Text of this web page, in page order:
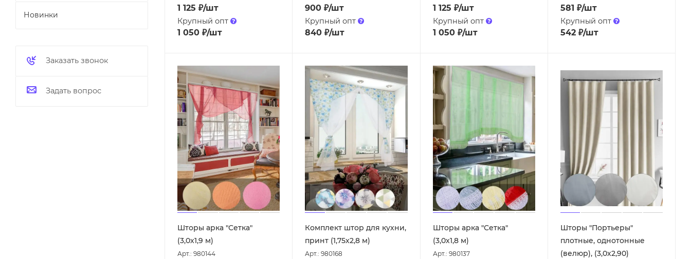
1 125 ₽/шт
Крупный опт
1 050 ₽/шт
900 ₽/шт
Крупный опт
840 ₽/шт
1 125 ₽/шт
Крупный опт
1 050₽/шт
581 ₽/шт
Крупный опт
542₽/шт
Шторы арка "Сетка"
(3,0х1,9 м)
Арт.: 980144
Комплект штор для кухни,
принт (1,75х2,8 м)
Арт.: 980168
Шторы арка "Сетка"
(3,0х1,8 м)
Арт.: 980137
Шторы "Портьеры"
плотные, однотонные
(велюр), (3,0х2,90)
Новинки
Заказать звонок
Задать вопрос